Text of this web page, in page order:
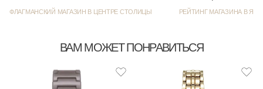
ФЛАГМАНСКИЙ МАГАЗИН В ЦЕНТРЕ СТОЛИЦЫ РЕЙТИНГ МАГАЗИНА В
ВАМ МОЖЕТ ПОНРАВИТЬСЯ